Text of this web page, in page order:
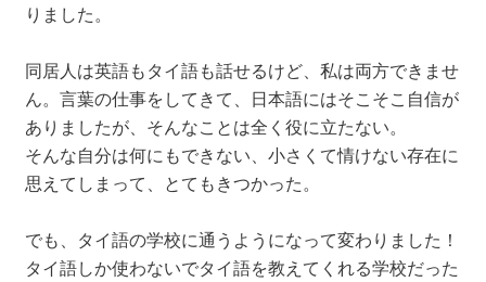
りました。
同居人は英語もタイ語も話せるけど、私は両方できませ
ん。言葉の仕事をしてきて、日本語にはそこそこ自信が
ありましたが、そんなことは全く役に立たない。
そんな自分は何にもできない、小さくて情けない存在に
思えてしまって、とてもきつかった。
でも、タイ語の学校に通うようになって変わりました！
タイ語しか使わないでタイ語を教えてくれる学校だった